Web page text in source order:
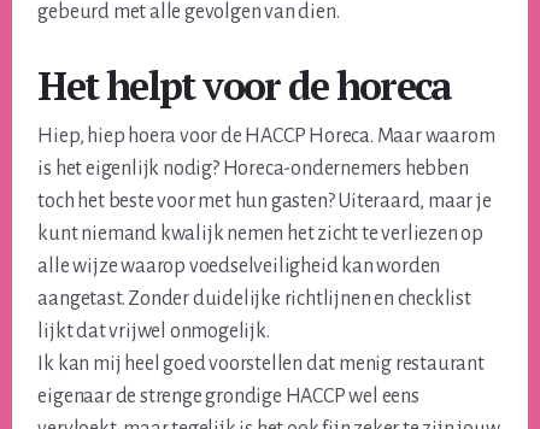
gebeurd met alle gevolgen van dien.
Het helpt voor de horeca
Hiep, hiep hoera voor de HACCP Horeca. Maar waarom
is het eigenlijk nodig? Horeca-ondernemers hebben
toch het beste voor met hun gasten? Uiteraard, maar je
kunt niemand kwalijk nemen het zicht te verliezen op
alle wijze waarop voedselveiligheid kan worden
aangetast. Zonder duidelijke richtlijnen en checklist
lijkt dat vrijwel onmogelijk.
Ik kan mij heel goed voorstellen dat menig restaurant
eigenaar de strenge grondige HACCP wel eens